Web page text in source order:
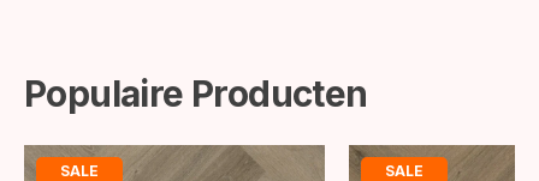
Populaire Producten
SALE SALE